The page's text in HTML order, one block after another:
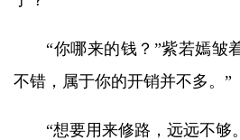
“你哪来的钱？”紫若嫣皱
不错，属于你的开销并不多。”
“想要用来修路，远远不够